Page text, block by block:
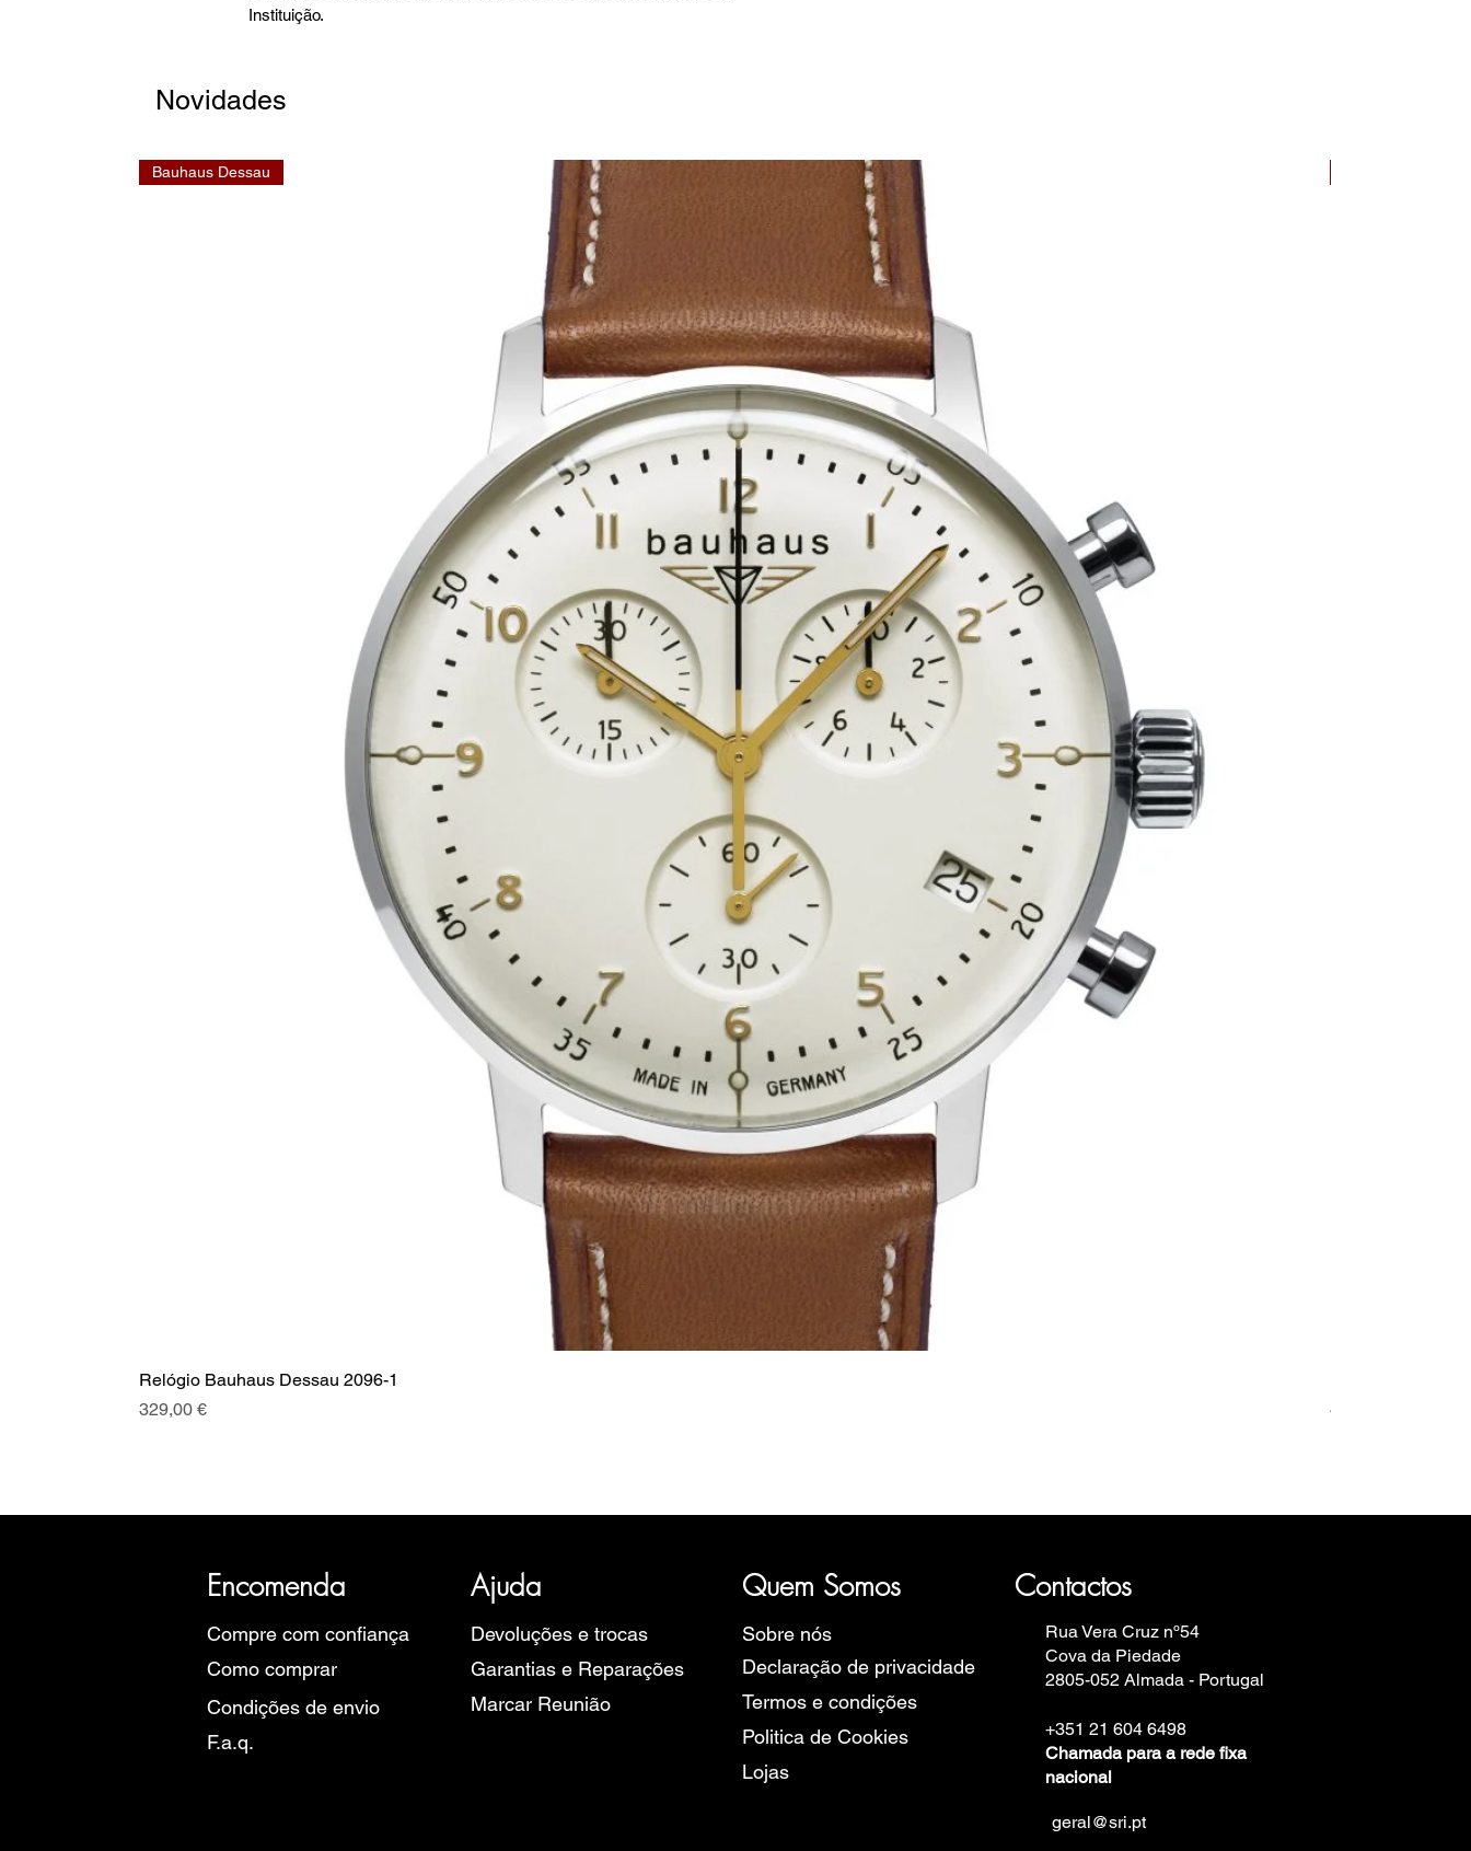
Instituição.
Novidades
Bauhaus Dessau
Relógio Bauhaus Dessau 2096-1
Preço
329,00 €
Preço
499,00 €
Encomenda Ajuda Quem Somos Contactos
Compre com confiança
Como comprar
Condições de envio
Devoluções e trocas
Garantias e Reparações
Marcar Reunião
F.a.q.
Sobre nós
Declaração de privacidade
Termos e condições
Politica de Cookies
Lojas
Rua Vera Cruz nº54
Cova da Piedade
2805-052 Almada - Portugal
+351 21 604 6498
Chamada para a rede fixa
nacional
geral@sri.pt